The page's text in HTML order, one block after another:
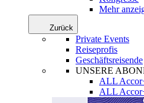
Mehr
Zurück
Private Events
Reiseprofis
Geschäftsreisende
UNSERE
ALL
ALL